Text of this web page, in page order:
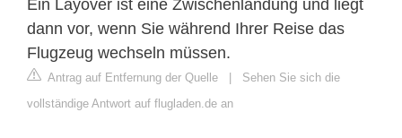
Ein Layover ist eine Zwischenlandung und liegt
dann vor, wenn Sie während Ihrer Reise das
Flugzeug wechseln müssen.
Antrag auf Entfernung der Quelle | Sehen Sie sich die
vollständige Antwort auf flugladen.de an